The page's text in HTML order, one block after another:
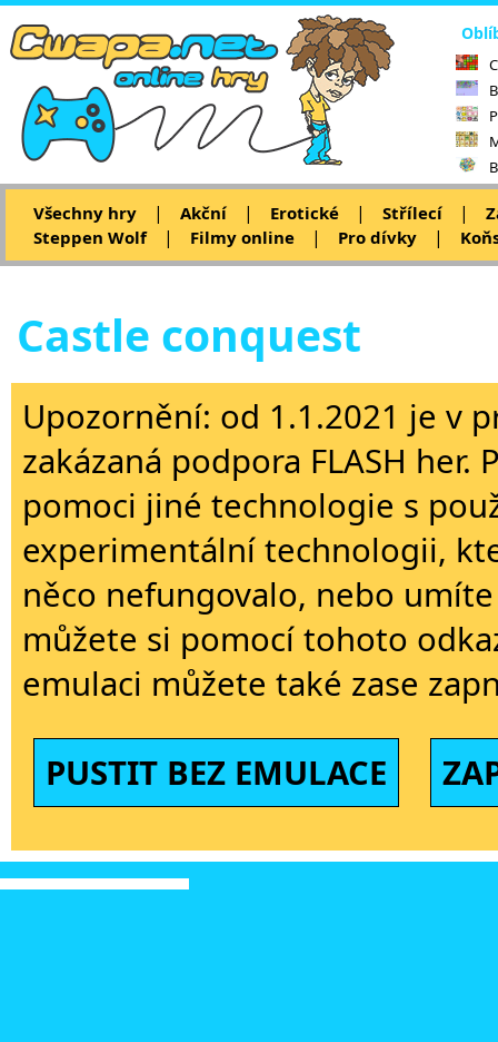
Všechny hry | Akční | Erotické | Střílecí |
Steppen Wolf
| Filmy online | Pro dívky |
Castle conquest
Upozornění: od 1.1.2021 je v
zakázaná podpora FLASH
pomoci jiné technologie s
experimentální technologii,
něco nefungovalo, nebo
můžete si pomocí tohoto
emulaci můžete také zase
PUSTIT BEZ EMULACE